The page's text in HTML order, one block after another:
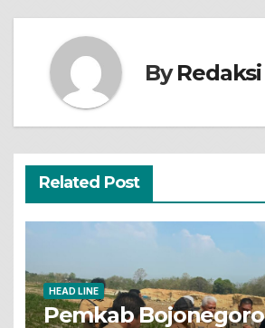
ByRedaksi
Related Post
HEAD LINE
Pemkab Bojonegoro